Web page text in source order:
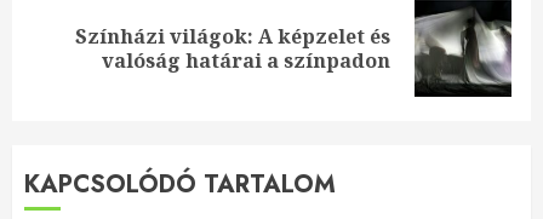
NextSzínházi világok: A képzelet és
valóság határai a színpadon
KAPCSOLÓDÓ TARTALOM